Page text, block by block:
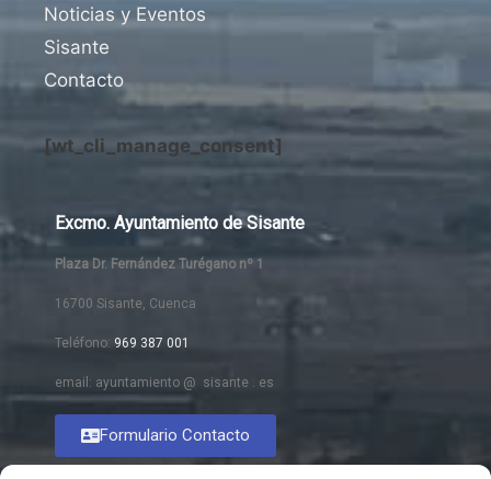
Noticias y Eventos
Sisante
Contacto
[wt_cli_manage_consent]
Excmo. Ayuntamiento de Sisante
Plaza Dr. Fernández Turégano nº 1
16700 Sisante, Cuenca
Teléfono: 969 387 001
email: ayuntamiento @ sisante . es
Formulario Contacto